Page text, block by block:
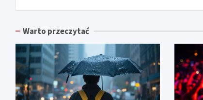
Warto przeczytać